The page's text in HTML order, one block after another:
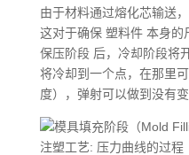
由于材料通过熔化芯输送
这对于确保 塑料件 本身的
保压阶段 后，冷却阶段将
将冷却到一个点，在那里
度），弹射可以做到没有变
注塑工艺: 压力曲线的过程